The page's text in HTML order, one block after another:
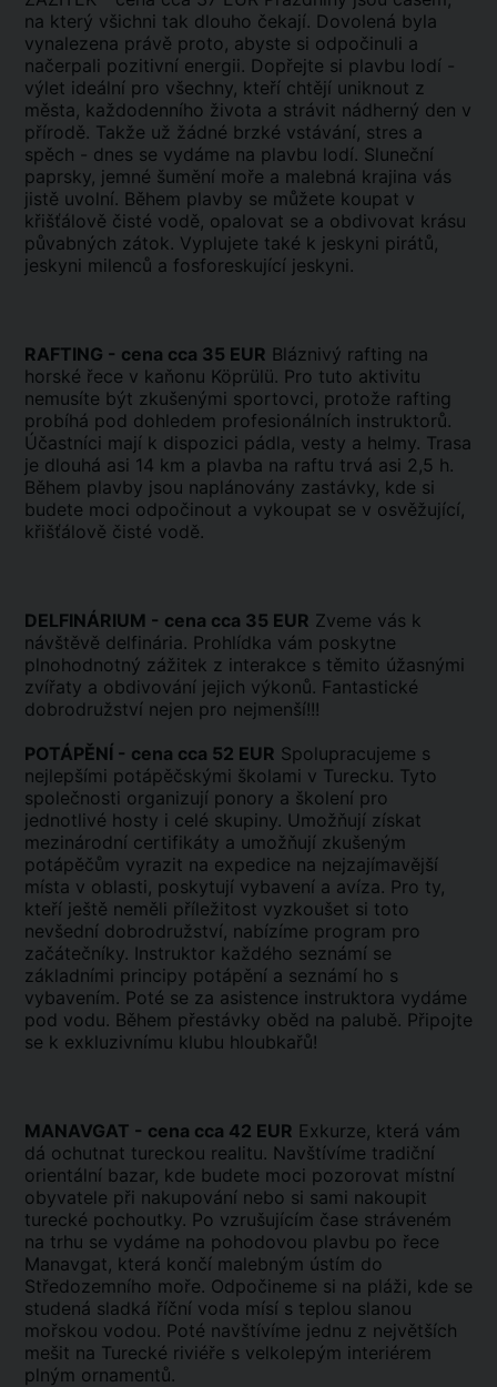
na který všichni tak dlouho čekají. Dovolená byla
vynalezena právě proto, abyste si odpočinuli a
načerpali pozitivní energii. Dopřejte si plavbu lodí -
výlet ideální pro všechny, kteří chtějí uniknout z
města, každodenního života a strávit nádherný den v
přírodě. Takže už žádné brzké vstávání, stres a
spěch - dnes se vydáme na plavbu lodí. Sluneční
paprsky, jemné šumění moře a malebná krajina vás
jistě uvolní. Během plavby se můžete koupat v
křišťálově čisté vodě, opalovat se a obdivovat krásu
půvabných zátok. Vyplujete také k jeskyni pirátů,
jeskyni milenců a fosforeskující jeskyni.
RAFTING - cena cca 35 EUR Bláznivý rafting na
horské řece v kaňonu Köprülü. Pro tuto aktivitu
nemusíte být zkušenými sportovci, protože rafting
probíhá pod dohledem profesionálních instruktorů.
Účastníci mají k dispozici pádla, vesty a helmy. Trasa
je dlouhá asi 14 km a plavba na raftu trvá asi 2,5 h.
Během plavby jsou naplánovány zastávky, kde si
budete moci odpočinout a vykoupat se v osvěžující,
křišťálově čisté vodě.
DELFINÁRIUM - cena cca 35 EUR Zveme vás k
návštěvě delfinária. Prohlídka vám poskytne
plnohodnotný zážitek z interakce s těmito úžasnými
zvířaty a obdivování jejich výkonů. Fantastické
dobrodružství nejen pro nejmenší!!!
POTÁPĚNÍ - cena cca 52 EUR Spolupracujeme s
nejlepšími potápěčskými školami v Turecku. Tyto
společnosti organizují ponory a školení pro
jednotlivé hosty i celé skupiny. Umožňují získat
mezinárodní certifikáty a umožňují zkušeným
potápěčům vyrazit na expedice na nejzajímavější
místa v oblasti, poskytují vybavení a avíza. Pro ty,
kteří ještě neměli příležitost vyzkoušet si toto
nevšední dobrodružství, nabízíme program pro
začátečníky. Instruktor každého seznámí se
základními principy potápění a seznámí ho s
vybavením. Poté se za asistence instruktora vydáme
pod vodu. Během přestávky oběd na palubě. Připojte
se k exkluzivnímu klubu hloubkařů!
MANAVGAT - cena cca 42 EUR Exkurze, která vám
dá ochutnat tureckou realitu. Navštívíme tradiční
orientální bazar, kde budete moci pozorovat místní
obyvatele při nakupování nebo si sami nakoupit
turecké pochoutky. Po vzrušujícím čase stráveném
na trhu se vydáme na pohodovou plavbu po řece
Manavgat, která končí malebným ústím do
Středozemního moře. Odpočineme si na pláži, kde se
studená sladká říční voda mísí s teplou slanou
mořskou vodou. Poté navštívíme jednu z největších
mešit na Turecké riviéře s velkolepým interiérem
plným ornamentů.